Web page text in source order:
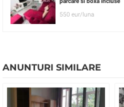
550 eur/luna
ANUNTURI SIMILARE